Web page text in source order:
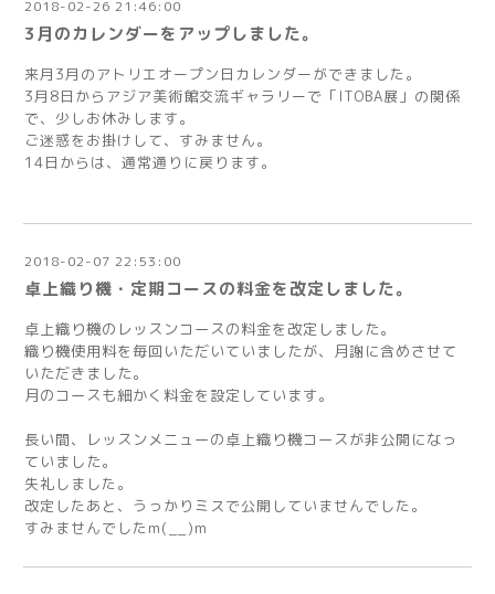
2018-02-26 21:46:00
3月のカレンダーをアップしました。
来月3月のアトリエオープン日カレンダーができました。
3月8日からアジア美術館交流ギャラリーで「ITOBA展」の関係
で、少しお休みします。
ご迷惑をお掛けして、すみません。
14日からは、通常通りに戻ります。
2018-02-07 22:53:00
卓上織り機・定期コースの料金を改定しました。
卓上織り機のレッスンコースの料金を改定しました。
織り機使用料を毎回いただいていましたが、月謝に含めさせて
いただきました。
月のコースも細かく料金を設定しています。
長い間、レッスンメニューの卓上織り機コースが非公開になっ
ていました。
失礼しました。
改定したあと、うっかりミスで公開していませんでした。
すみませんでしたm(__)m